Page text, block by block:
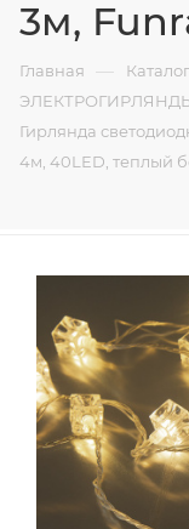
3м,
Главная — Каталог
Гирлянда
4м, 40LED, теплый